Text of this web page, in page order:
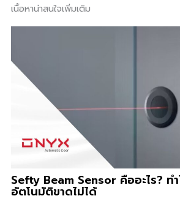
เนื้อหาน่าสนใจเพิ่มเติม
Sefty Beam Sensor คืออะไร? ท
อัตโนมัติขาดไม่ได้